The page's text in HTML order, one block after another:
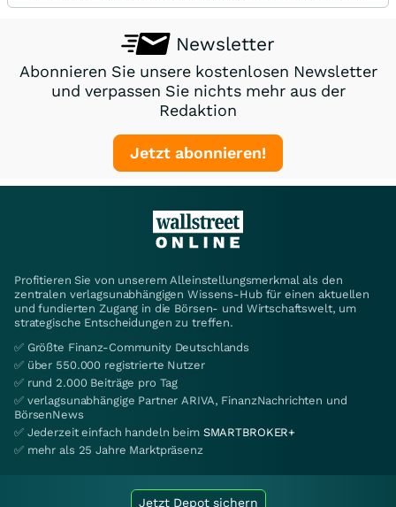
Newsletter
Abonnieren Sie unsere kostenlosen Newsletter
und verpassen Sie nichts mehr aus der
Redaktion
Jetzt abonnieren!
Profitieren Sie von unserem Alleinstellungsmerkmal als den
zentralen verlagsunabhängigen Wissens-Hub für einen aktuellen
und fundierten Zugang in die Börsen- und Wirtschaftswelt, um
strategische Entscheidungen zu treffen.
✅ Größte Finanz-Community Deutschlands
✅ über 550.000 registrierte Nutzer
✅ rund 2.000 Beiträge pro Tag
✅ verlagsunabhängige Partner ARIVA, FinanzNachrichten und
BörsenNews
✅ Jederzeit einfach handeln beim SMARTBROKER+
✅ mehr als 25 Jahre Marktpräsenz
Jetzt Depot sichern